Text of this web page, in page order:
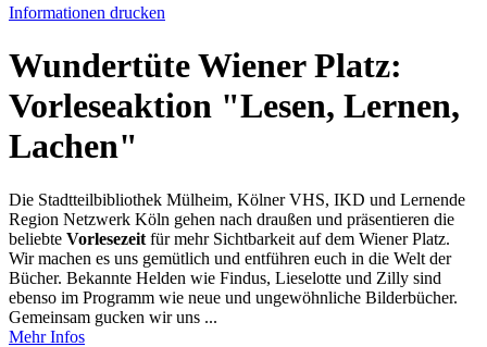
Informationen drucken
Wundertüte Wiener Platz:
Vorleseaktion "Lesen, Lernen,
Lachen"
Die Stadtteilbibliothek Mülheim, Kölner VHS, IKD und Lernende
Region Netzwerk Köln gehen nach draußen und präsentieren die
beliebte Vorlesezeit für mehr Sichtbarkeit auf dem Wiener Platz.
Wir machen es uns gemütlich und entführen euch in die Welt der
Bücher. Bekannte Helden wie Findus, Lieselotte und Zilly sind
ebenso im Programm wie neue und ungewöhnliche Bilderbücher.
Gemeinsam gucken wir uns ...
Mehr Infos